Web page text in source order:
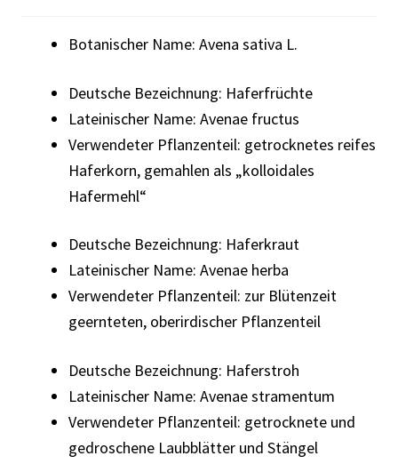
Botanischer Name: Avena sativa L.
Deutsche Bezeichnung: Haferfrüchte
Lateinischer Name: Avenae fructus
Verwendeter Pflanzenteil: getrocknetes reifes
Haferkorn, gemahlen als „kolloidales
Hafermehl“
Deutsche Bezeichnung: Haferkraut
Lateinischer Name: Avenae herba
Verwendeter Pflanzenteil: zur Blütenzeit
geernteten, oberirdischer Pflanzenteil
Deutsche Bezeichnung: Haferstroh
Lateinischer Name: Avenae stramentum
Verwendeter Pflanzenteil: getrocknete und
gedroschene Laubblätter und Stängel